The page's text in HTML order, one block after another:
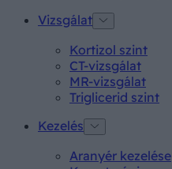
Vizsgálat
Kortizol szint
CT-vizsgálat
MR-vizsgálat
Triglicerid szint
Kezelés
Aranyér kezelése